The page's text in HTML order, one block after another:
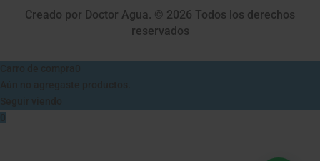
Creado por Doctor Agua. © 2026 Todos los derechos
reservados